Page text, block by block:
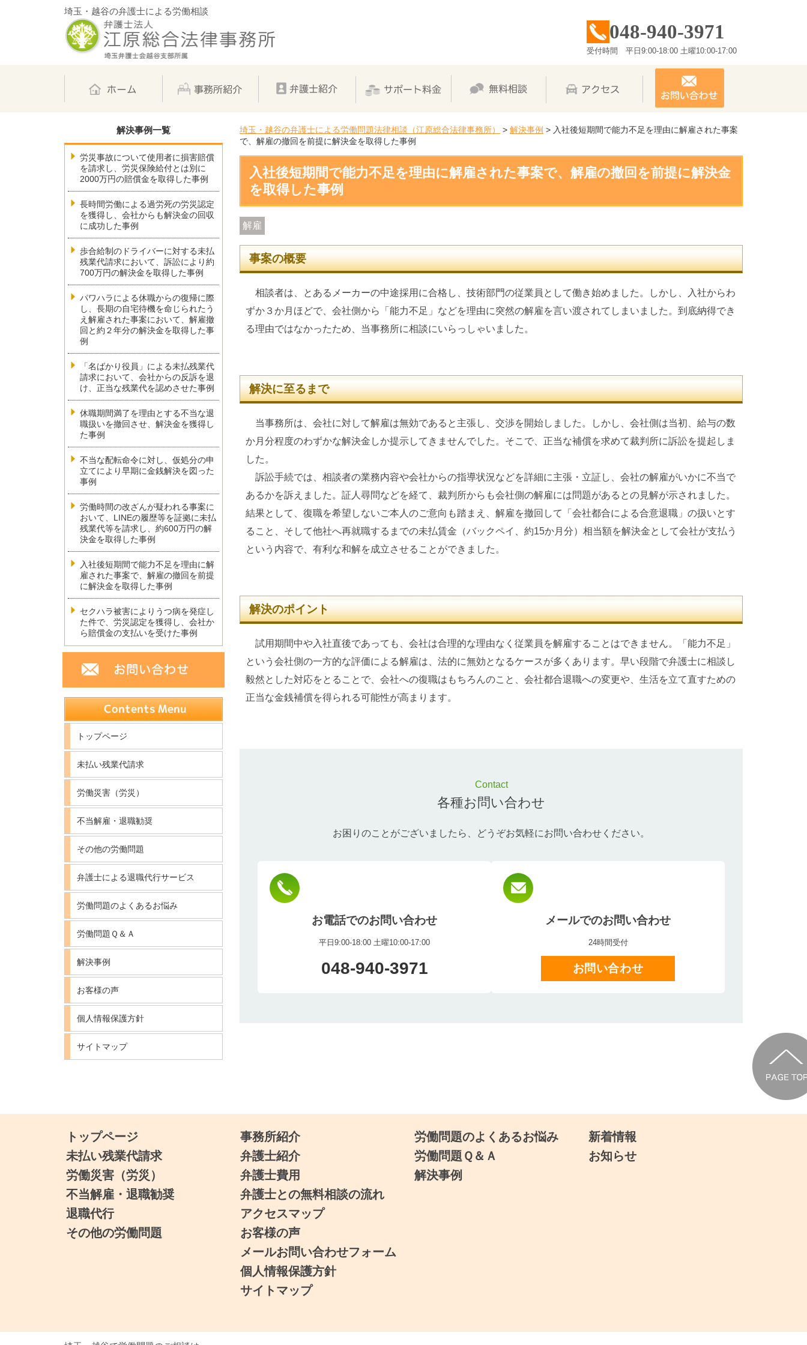
埼玉・越谷の弁護士による労働相談
048-940-3971
受付時間 平日9:00-18:00 土曜10:00-17:00
埼玉・越谷の弁護士による労働問題法律相談（江原総合法律事務所） > 解決事例 > 入社後短期間で能力不足を理由に解雇された事案
で、解雇の撤回を前提に解決金を取得した事例
入社後短期間で能力不足を理由に解雇された事案で、解雇の撤回を前提に解決金
を取得した事例
解雇
事案の概要
相談者は、とあるメーカーの中途採用に合格し、技術部門の従業員として働き始めました。しかし、入社からわ
ずか３か月ほどで、会社側から「能力不足」などを理由に突然の解雇を言い渡されてしまいました。到底納得でき
る理由ではなかったため、当事務所に相談にいらっしゃいました。
解決に至るまで
当事務所は、会社に対して解雇は無効であると主張し、交渉を開始しました。しかし、会社側は当初、給与の数
か月分程度のわずかな解決金しか提示してきませんでした。そこで、正当な補償を求めて裁判所に訴訟を提起しま
した。
訴訟手続では、相談者の業務内容や会社からの指導状況などを詳細に主張・立証し、会社の解雇がいかに不当で
あるかを訴えました。証人尋問などを経て、裁判所からも会社側の解雇には問題があるとの見解が示されました。
結果として、復職を希望しないご本人のご意向も踏まえ、解雇を撤回して「会社都合による合意退職」の扱いとす
ること、そして他社へ再就職するまでの未払賃金（バックペイ、約15か月分）相当額を解決金として会社が支払う
という内容で、有利な和解を成立させることができました。
解決のポイント
試用期間中や入社直後であっても、会社は合理的な理由なく従業員を解雇することはできません。「能力不足」
という会社側の一方的な評価による解雇は、法的に無効となるケースが多くあります。早い段階で弁護士に相談し
毅然とした対応をとることで、会社への復職はもちろんのこと、会社都合退職への変更や、生活を立て直すための
正当な金銭補償を得られる可能性が高まります。
Contact
各種お問い合わせ
お困りのことがございましたら、どうぞお気軽にお問い合わせください。
お電話でのお問い合わせ
平日9:00-18:00 土曜10:00-17:00
048-940-3971
メールでのお問い合わせ
24時間受付
お問い合わせ
解決事例一覧
労災事故について使用者に損害賠償
を請求し、労災保険給付とは別に
2000万円の賠償金を取得した事例
長時間労働による過労死の労災認定
を獲得し、会社からも解決金の回収
に成功した事例
歩合給制のドライバーに対する未払
残業代請求において、訴訟により約
700万円の解決金を取得した事例
パワハラによる休職からの復帰に際
し、長期の自宅待機を命じられたう
え解雇された事案において、解雇撤
回と約２年分の解決金を取得した事
例
「名ばかり役員」による未払残業代
請求において、会社からの反訴を退
け、正当な残業代を認めさせた事例
休職期間満了を理由とする不当な退
職扱いを撤回させ、解決金を獲得し
た事例
不当な配転命令に対し、仮処分の申
立てにより早期に金銭解決を図った
事例
労働時間の改ざんが疑われる事案に
おいて、LINEの履歴等を証拠に未払
残業代等を請求し、約600万円の解
決金を取得した事例
入社後短期間で能力不足を理由に解
雇された事案で、解雇の撤回を前提
に解決金を取得した事例
セクハラ被害によりうつ病を発症し
た件で、労災認定を獲得し、会社か
ら賠償金の支払いを受けた事例
トップページ
未払い残業代請求
労働災害（労災）
不当解雇・退職勧奨
その他の労働問題
弁護士による退職代行サービス
労働問題のよくあるお悩み
労働問題Ｑ＆Ａ
解決事例
お客様の声
個人情報保護方針
サイトマップ
トップページ
未払い残業代請求
労働災害（労災）
不当解雇・退職勧奨
退職代行
その他の労働問題
事務所紹介
弁護士紹介
弁護士費用
弁護士との無料相談の流れ
アクセスマップ
お客様の声
メールお問い合わせフォーム
個人情報保護方針
サイトマップ
労働問題のよくあるお悩み
労働問題Ｑ＆Ａ
解決事例
新着情報
お知らせ